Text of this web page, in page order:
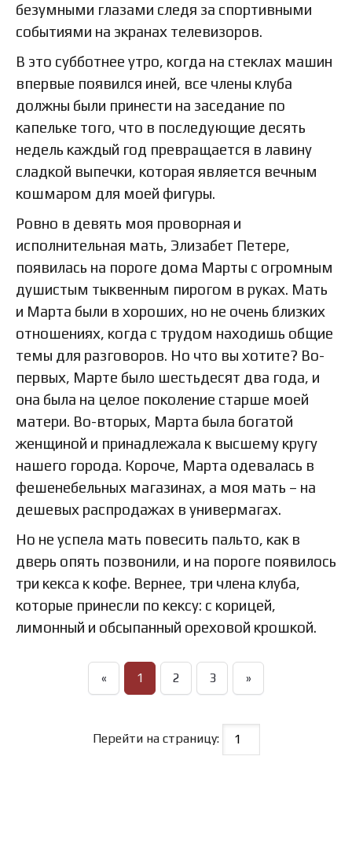
безумными глазами следя за спортивными
событиями на экранах телевизоров.
В это субботнее утро, когда на стеклах машин
впервые появился иней, все члены клуба
должны были принести на заседание по
капельке того, что в последующие десять
недель каждый год превращается в лавину
сладкой выпечки, которая является вечным
кошмаром для моей фигуры.
Ровно в девять моя проворная и
исполнительная мать, Элизабет Петере,
появилась на пороге дома Марты с огромным
душистым тыквенным пирогом в руках. Мать
и Марта были в хороших, но не очень близких
отношениях, когда с трудом находишь общие
темы для разговоров. Но что вы хотите? Во-
первых, Марте было шестьдесят два года, и
она была на целое поколение старше моей
матери. Во-вторых, Марта была богатой
женщиной и принадлежала к высшему кругу
нашего города. Короче, Марта одевалась в
фешенебельных магазинах, а моя мать – на
дешевых распродажах в универмагах.
Но не успела мать повесить пальто, как в
дверь опять позвонили, и на пороге появилось
три кекса к кофе. Вернее, три члена клуба,
которые принесли по кексу: с корицей,
лимонный и обсыпанный ореховой крошкой.
« 1 2 3 »
Перейти на страницу: